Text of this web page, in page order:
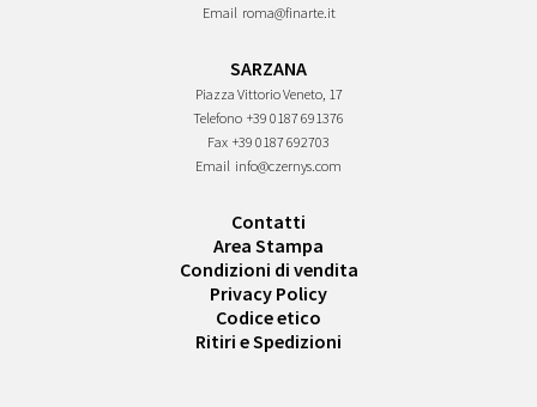
Email roma@finarte.it
SARZANA
Piazza Vittorio Veneto, 17
Telefono +39 0187 691376
Fax +39 0187 692703
Email info@czernys.com
Contatti
Area Stampa
Condizioni di vendita
Privacy Policy
Codice etico
Ritiri e Spedizioni